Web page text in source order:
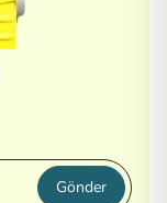
Gönder